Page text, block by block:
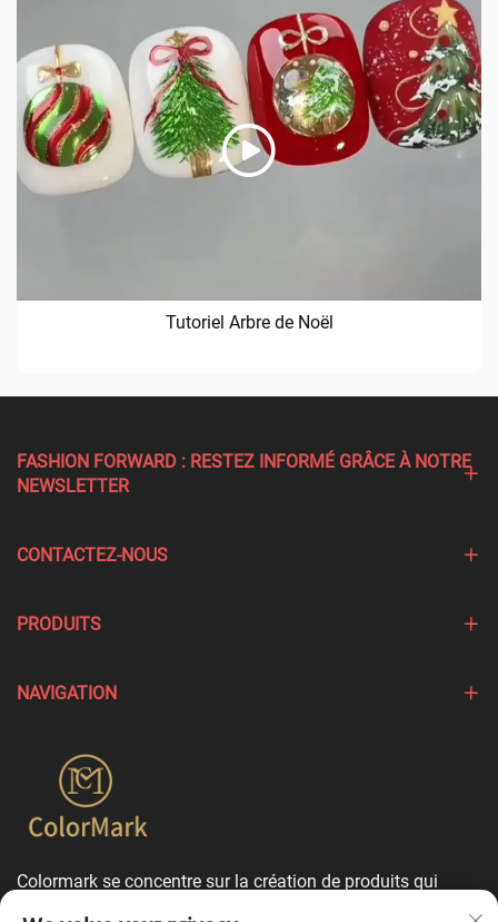
Tutoriel Arbre de Noël
FASHION FORWARD : RESTEZ INFORMÉ GRÂCE À NOTRE
NEWSLETTER
CONTACTEZ-NOUS
PRODUITS
NAVIGATION
Colormark se concentre sur la création de produits qui